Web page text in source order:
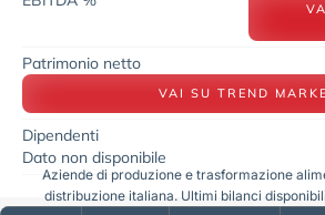
Patrimonio netto
VAI SU TREND
Dipendenti
Dato non disponibile
Aziende di produzione e trasformazione
distribuzione italiana. Ultimi bilanci